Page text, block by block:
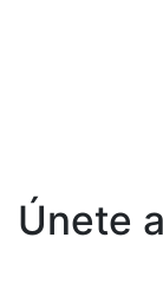
Únete